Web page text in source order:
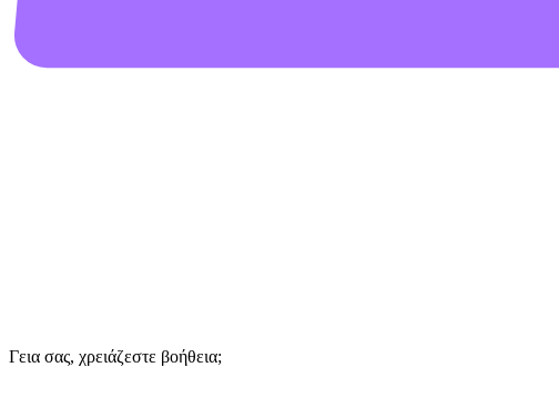
Γεια σας, χρειάζεστε βοήθεια;